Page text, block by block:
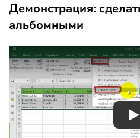
Демонстрация:
альбомными